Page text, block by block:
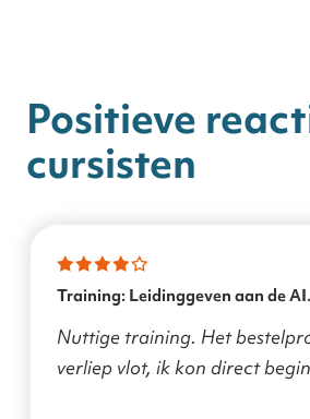
Positieve
cursisten
Training: Leidinggeven aan de AI
Nuttige training. Het
verliep vlot, ik kon direct